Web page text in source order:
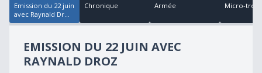
Emission du 22 juin
avec Raynald Dr...
Chronique Armée Micro-
EMISSION DU 22 JUIN AVEC
RAYNALD DROZ